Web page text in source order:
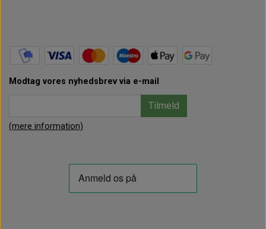
Modtag vores nyhedsbrev via e-mail
Tilmeld
(mere information)